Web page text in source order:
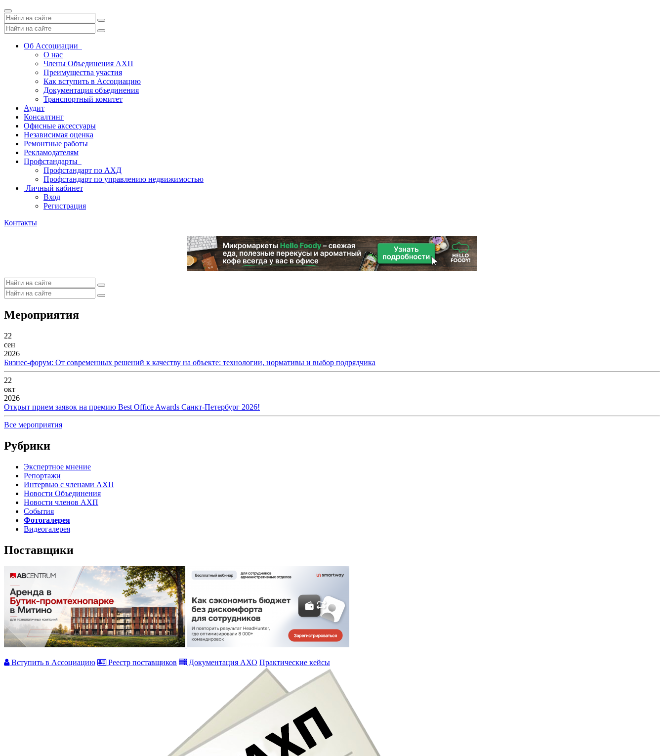
Toggle
navigation
Об Ассоциации
О нас
Члены Объединения АХП
Преимущества участия
Как вступить в Ассоциацию
Документация объединения
Транспортный комитет
Аудит
Консалтинг
Офисные аксессуары
Независимая оценка
Ремонтные работы
Рекламодателям
Профстандарты
Профстандарт по АХД
Профстандарт по управлению недвижимостью
Личный кабинет
Вход
Регистрация
Контакты
Мероприятия
22
сен
2026
Бизнес-форум: От современных решений к качеству на объекте: технологии, нормативы и выбор подрядчика
22
окт
2026
Открыт прием заявок на премию Best Office Awards Санкт-Петербург 2026!
Все мероприятия
Рубрики
Экспертное мнение
Репортажи
Интервью с членами АХП
Новости Объединения
Новости членов АХП
События
Фотогалерея
Видеогалерея
Поставщики
Вступить в Ассоциацию Реестр поставщиков Документация АХО Практические кейсы